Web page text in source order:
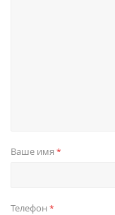
Ваше имя *
Телефон *